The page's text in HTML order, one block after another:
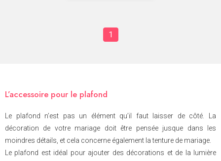
1
L’accessoire pour le plafond
Le plafond n’est pas un élément qu’il faut laisser de côté. La
décoration de votre mariage doit être pensée jusque dans les
moindres détails, et cela concerne également la tenture de mariage.
Le plafond est idéal pour ajouter des décorations et de la lumière